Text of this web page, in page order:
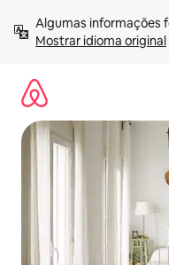
para
Mostrar idioma original